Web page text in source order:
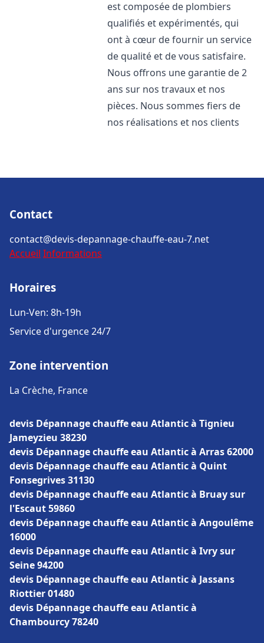
est composée de plombiers
qualifiés et expérimentés, qui
ont à cœur de fournir un service
de qualité et de vous satisfaire.
Nous offrons une garantie de 2
ans sur nos travaux et nos
pièces. Nous sommes fiers de
nos réalisations et nos clients
Contact
contact@devis-depannage-chauffe-eau-7.net
Accueil Informations
Horaires
Lun-Ven: 8h-19h
Service d'urgence 24/7
Zone intervention
La Crèche, France
devis Dépannage chauffe eau Atlantic à Tignieu
Jameyzieu 38230
devis Dépannage chauffe eau Atlantic à Arras 62000
devis Dépannage chauffe eau Atlantic à Quint
Fonsegrives 31130
devis Dépannage chauffe eau Atlantic à Bruay sur
l'Escaut 59860
devis Dépannage chauffe eau Atlantic à Angoulême
16000
devis Dépannage chauffe eau Atlantic à Ivry sur
Seine 94200
devis Dépannage chauffe eau Atlantic à Jassans
Riottier 01480
devis Dépannage chauffe eau Atlantic à
Chambourcy 78240